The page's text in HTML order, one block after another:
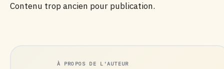
Contenu trop ancien pour publication.
À PROPOS DE L'AUTEUR